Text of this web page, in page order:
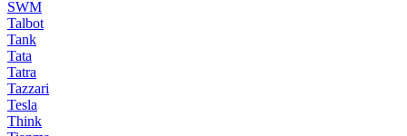
SWM
Talbot
Tank
Tata
Tatra
Tazzari
Tesla
Think